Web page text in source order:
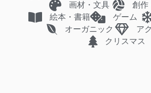
画材・文具
創作
絵本・書籍
ゲーム
オーガニック
ア
クリスマス